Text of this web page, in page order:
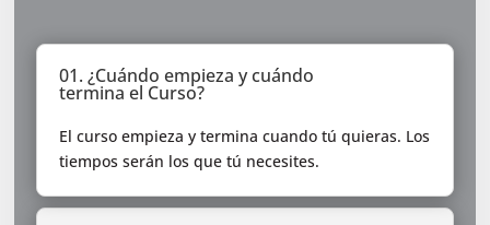
01. ¿Cuándo empieza y cuándo
termina el Curso?
El curso empieza y termina cuando tú quieras. Los
tiempos serán los que tú necesites.